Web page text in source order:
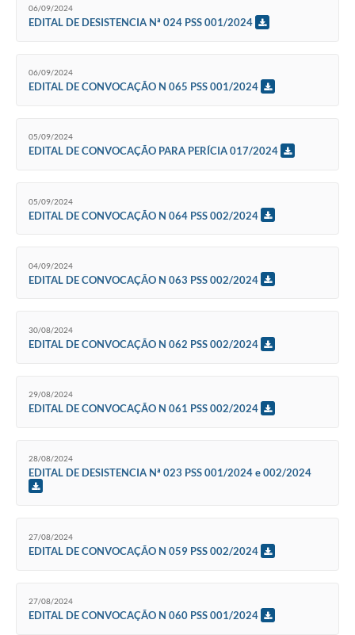
Contato
06/09/2024
EDITAL DE DESISTENCIA Nª 024 PSS 001/2024
06/09/2024
EDITAL DE CONVOCAÇÃO N 065 PSS 001/2024
05/09/2024
EDITAL DE CONVOCAÇÃO PARA PERÍCIA 017/2024
05/09/2024
EDITAL DE CONVOCAÇÃO N 064 PSS 002/2024
04/09/2024
EDITAL DE CONVOCAÇÃO N 063 PSS 002/2024
30/08/2024
EDITAL DE CONVOCAÇÃO N 062 PSS 002/2024
29/08/2024
EDITAL DE CONVOCAÇÃO N 061 PSS 002/2024
28/08/2024
EDITAL DE DESISTENCIA Nª 023 PSS 001/2024 e 002/2024
27/08/2024
EDITAL DE CONVOCAÇÃO N 059 PSS 002/2024
27/08/2024
EDITAL DE CONVOCAÇÃO N 060 PSS 001/2024